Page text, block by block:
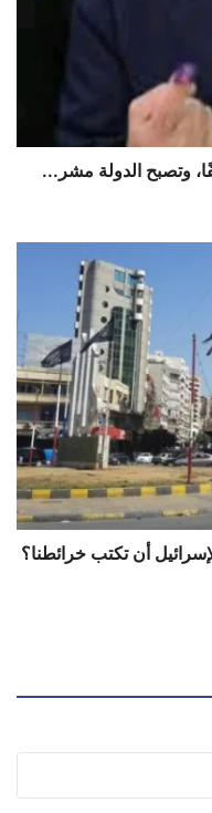
وتصبح الدولة مشر...
أن تكتب خرائطنا؟